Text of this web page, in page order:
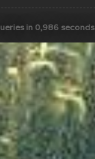
in 0,986